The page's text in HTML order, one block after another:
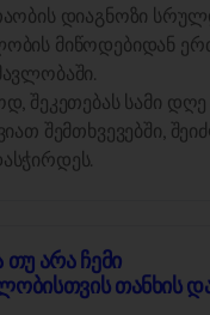
დიაგნოზი
მიწოდებიდან
შეკეთებას სამი
შემთხვევებში,
თუ არა ჩემი
თანხის